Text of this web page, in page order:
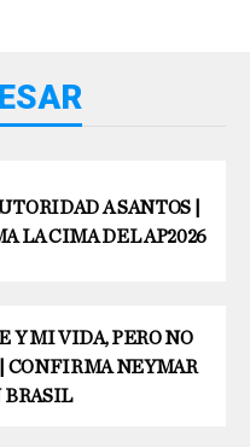
A SANTOS |
LA CIMA DEL AP2026
Y MI VIDA, PERO NO
CONFIRMA NEYMAR
BRASIL